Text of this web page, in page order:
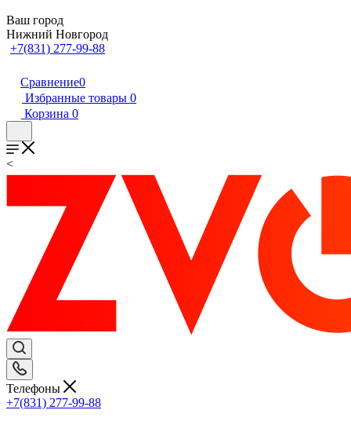
Ваш город
Нижний Новгород
+7(831) 277-99-88
Сравнение0
Избранные товары 0
Корзина 0
<
Телефоны
+7(831) 277-99-88